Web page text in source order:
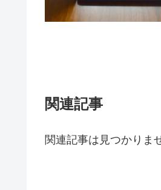
関連記事
関連記事は見つかりま